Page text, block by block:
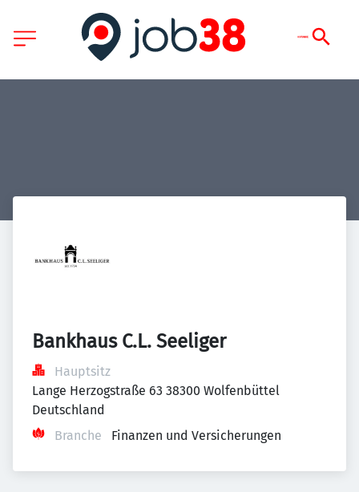
Bankhaus C.L. Seeliger
Hauptsitz
Lange Herzogstraße 63 38300 Wolfenbüttel
Deutschland
Branche
Finanzen und Versicherungen